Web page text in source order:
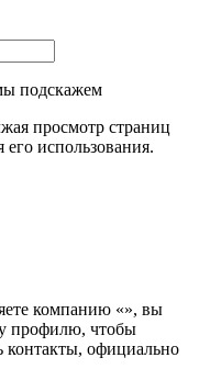
подскажем
просмотр страниц
использования.
компанию «», вы
профилю, чтобы
контакты, официально